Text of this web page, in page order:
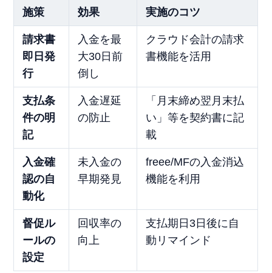
施策 効果 実施のコツ
請求書
即日発
行
入金を最
大30日前
倒し
クラウド会計の請求
書機能を活用
支払条
件の明
記
入金遅延
の防止
「月末締め翌月末払
い」等を契約書に記
載
入金確
認の自
動化
未入金の
早期発見
freee/MFの入金消込
機能を利用
督促ル
ールの
設定
回収率の
向上
支払期日3日後に自
動リマインド